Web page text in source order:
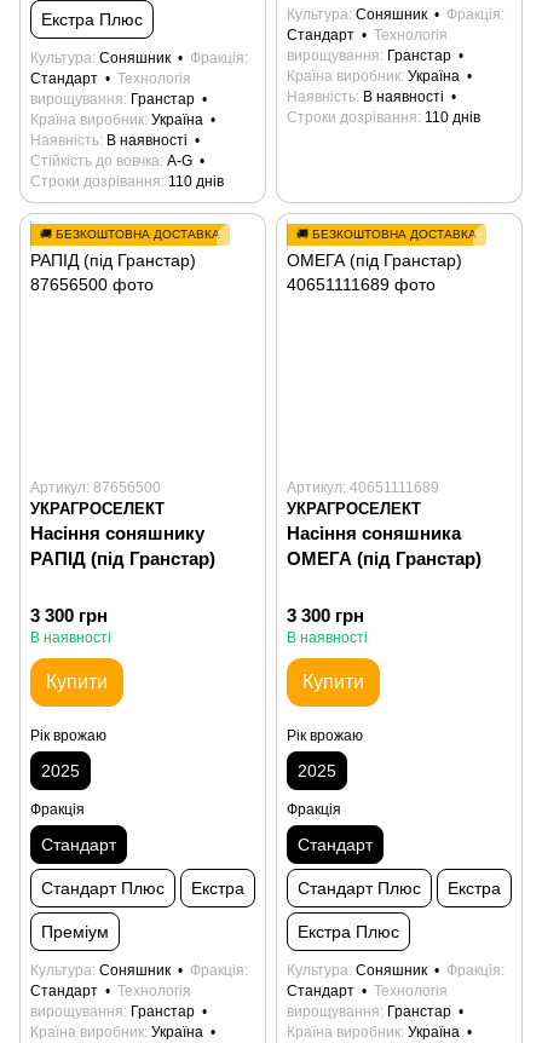
Екстра Плюс
Культура Соняшник
Фракція
Стандарт
Технологія
вирощування
Гранстар
Країна виробник Україна
Наявність В наявності
Стійкість до вовчка А-G
Строки дозрівання 110 днів
Культура Соняшник
Фракція
Стандарт
Технологія
вирощування
Гранстар
Країна виробник Україна
Наявність В наявності
Строки дозрівання 110 днів
🚚 БЕЗКОШТОВНА ДОСТАВКА
Артикул: 87656500
УКРАГРОСЕЛЕКТ
Насіння соняшнику
РАПІД (під Гранстар)
3 300 грн
В наявності
Купити
Рік врожаю
2025
Фракція
Стандарт
Стандарт Плюс Екстра
Преміум
Культура Соняшник
Фракція
Стандарт
Технологія
вирощування
Гранстар
Країна виробник Україна
🚚 БЕЗКОШТОВНА ДОСТАВКА
Артикул: 40651111689
УКРАГРОСЕЛЕКТ
Насіння соняшника
ОМЕГА (під Гранстар)
3 300 грн
В наявності
Купити
Рік врожаю
2025
Фракція
Стандарт
Стандарт Плюс Екстра
Екстра Плюс
Культура Соняшник
Фракція
Стандарт
Технологія
вирощування
Гранстар
Країна виробник Україна